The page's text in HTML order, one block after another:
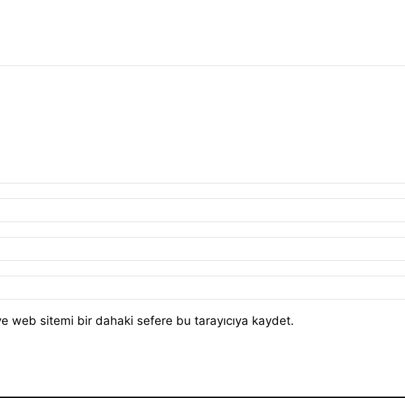
web sitemi bir dahaki sefere bu tarayıcıya kaydet.